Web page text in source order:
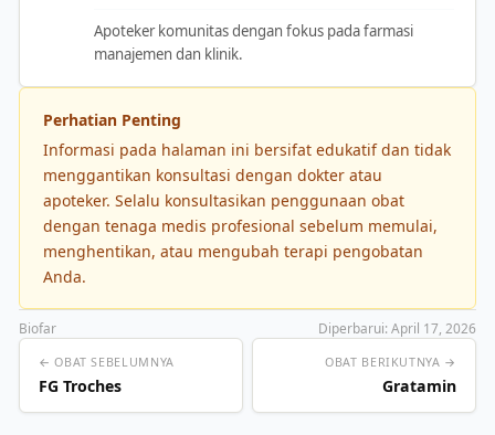
Apoteker komunitas dengan fokus pada farmasi
manajemen dan klinik.
Perhatian Penting
Informasi pada halaman ini bersifat edukatif dan tidak
menggantikan konsultasi dengan dokter atau
apoteker. Selalu konsultasikan penggunaan obat
dengan tenaga medis profesional sebelum memulai,
menghentikan, atau mengubah terapi pengobatan
Anda.
Biofar Diperbarui: April 17, 2026
← OBAT SEBELUMNYA
FG Troches
OBAT BERIKUTNYA →
Gratamin